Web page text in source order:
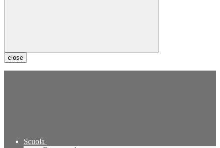
close
Scuola